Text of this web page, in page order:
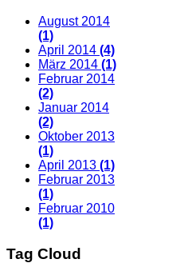
August 2014
(1)
April 2014 (4)
März 2014 (1)
Februar 2014
(2)
Januar 2014
(2)
Oktober 2013
(1)
April 2013 (1)
Februar 2013
(1)
Februar 2010
(1)
Tag Cloud